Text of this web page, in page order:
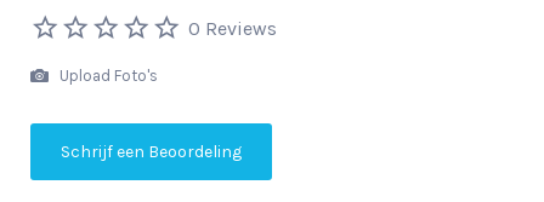
0 Reviews
Upload Foto's
Schrijf een Beoordeling